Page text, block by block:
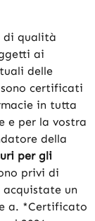
di qualità
ai
delle
sono certificati
in tutta
e per la vostra
della
per gli
privi di
un
a. *Certificato